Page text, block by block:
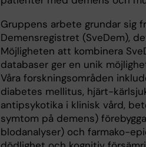
Gruppens arbete grundar sig
Demensregistret (SveDem),
Möjligheten att kombinera
databaser ger en unik
Våra forskningsområden
diabetes mellitus, hjärt-
antipsykotika i klinisk vård,
symtom på demens)
blodanalyser) och farmako-